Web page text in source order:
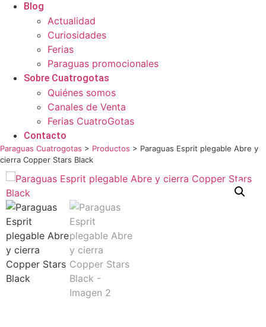
Blog
Actualidad
Curiosidades
Ferias
Paraguas promocionales
Sobre Cuatrogotas
Quiénes somos
Canales de Venta
Ferias CuatroGotas
Contacto
Paraguas Cuatrogotas > Productos > Paraguas Esprit plegable Abre y
cierra Copper Stars Black